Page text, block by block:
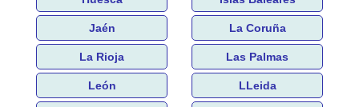
Jaén La Coruña
La Rioja Las Palmas
León LLeida